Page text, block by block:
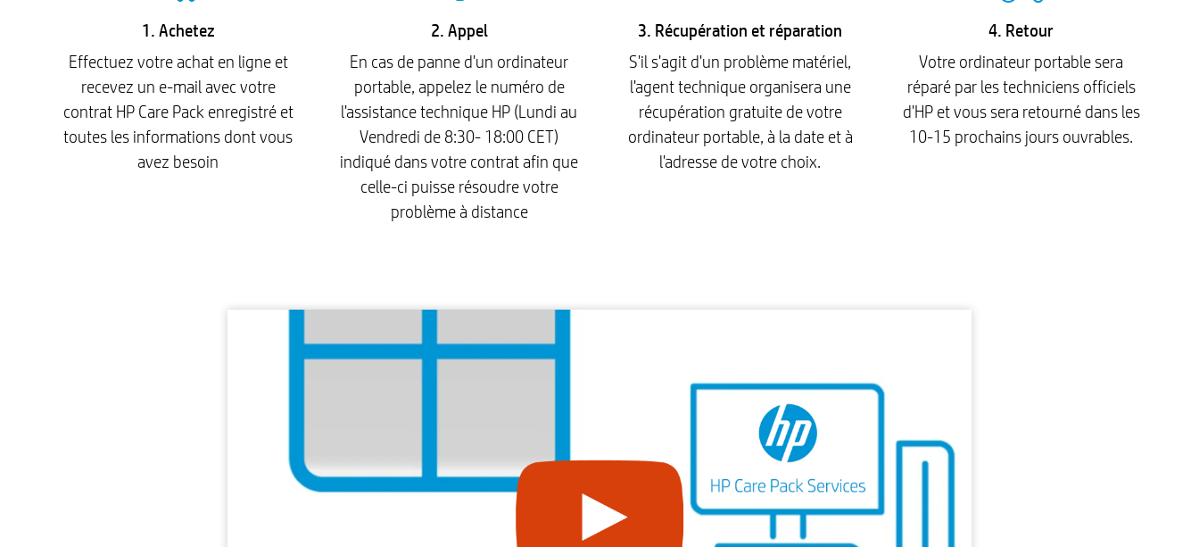
1. Achetez
Effectuez votre achat en ligne et
recevez un e-mail avec votre
contrat HP Care Pack enregistré et
toutes les informations dont vous
avez besoin
2. Appel
En cas de panne d'un ordinateur
portable, appelez le numéro de
l'assistance technique HP (Lundi au
Vendredi de 8:30- 18:00 CET)
indiqué dans votre contrat afin que
celle-ci puisse résoudre votre
problème à distance
3. Récupération et réparation
S'il s'agit d'un problème matériel,
l'agent technique organisera une
récupération gratuite de votre
ordinateur portable, à la date et à
l'adresse de votre choix.
4. Retour
Votre ordinateur portable sera
réparé par les techniciens officiels
d'HP et vous sera retourné dans les
10-15 prochains jours ouvrables.